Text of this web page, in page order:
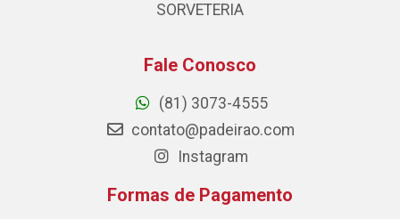
SORVETERIA
Fale Conosco
(81) 3073-4555
contato@padeirao.com
Instagram
Formas de Pagamento